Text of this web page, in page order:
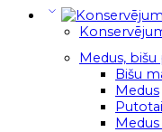
Medus,
Bišu
Medus